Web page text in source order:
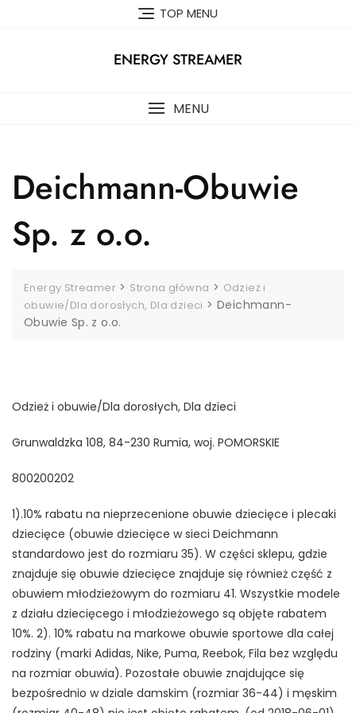
TOP MENU
ENERGY STREAMER
MENU
Deichmann-Obuwie
Sp. z o.o.
Energy Streamer > Strona główna > Odzież i
obuwie/Dla dorosłych, Dla dzieci >Deichmann-
Obuwie Sp. z o.o.
Odzież i obuwie/Dla dorosłych, Dla dzieci
Grunwaldzka 108, 84-230 Rumia, woj. POMORSKIE
800200202
1).10% rabatu na nieprzecenione obuwie dziecięce i plecaki
dziecięce (obuwie dziecięce w sieci Deichmann
standardowo jest do rozmiaru 35). W części sklepu, gdzie
znajduje się obuwie dziecięce znajduje się również część z
obuwiem młodzieżowym do rozmiaru 41. Wszystkie modele
z działu dziecięcego i młodzieżowego są objęte rabatem
10%. 2). 10% rabatu na markowe obuwie sportowe dla całej
rodziny (marki Adidas, Nike, Puma, Reebok, Fila bez względu
na rozmiar obuwia). Pozostałe obuwie znajdujące się
bezpośrednio w dziale damskim (rozmiar 36-44) i męskim